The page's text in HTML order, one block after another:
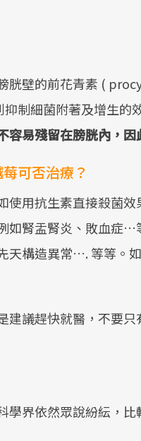
胱壁的前花青素 (
制細菌附著及增生的
容易殘留在膀胱內，
可否治療？
使用抗生素直接殺菌
如腎盂腎炎、敗血症
天構造異常…. 等等。
建議趕快就醫，不要
學界依然眾說紛紜，比